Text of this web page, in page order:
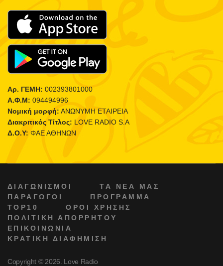
Αρ. ΓΕΜΗ: 002393801000
Α.Φ.Μ: 094494996
Νομική μορφή: ΑΝΩΝΥΜΗ ΕΤΑΙΡΕΙΑ
Διακριτικός Τίτλος: LOVE RADIO S.A
Δ.Ο.Υ: ΦΑΕ ΑΘΗΝΩΝ
ΔΙΑΓΩΝΙΣΜΟΙ
ΤΑ ΝΕΑ ΜΑΣ
ΠΑΡΑΓΩΓΟΙ
ΠΡΟΓΡΑΜΜΑ
TOP10
ΟΡΟΙ ΧΡΗΣΗΣ
ΠΟΛΙΤΙΚΗ ΑΠΟΡΡΗΤΟΥ
ΕΠΙΚΟΙΝΩΝΙΑ
ΚΡΑΤΙΚΗ ΔΙΑΦΗΜΙΣΗ
Copyright © 2026. Love Radio